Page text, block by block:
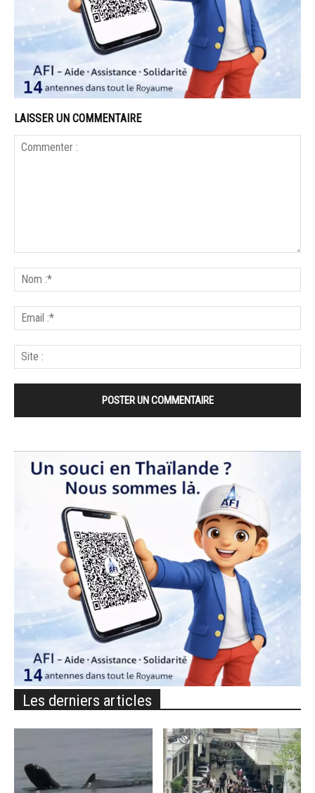
LAISSER UN COMMENTAIRE
Les derniers articles